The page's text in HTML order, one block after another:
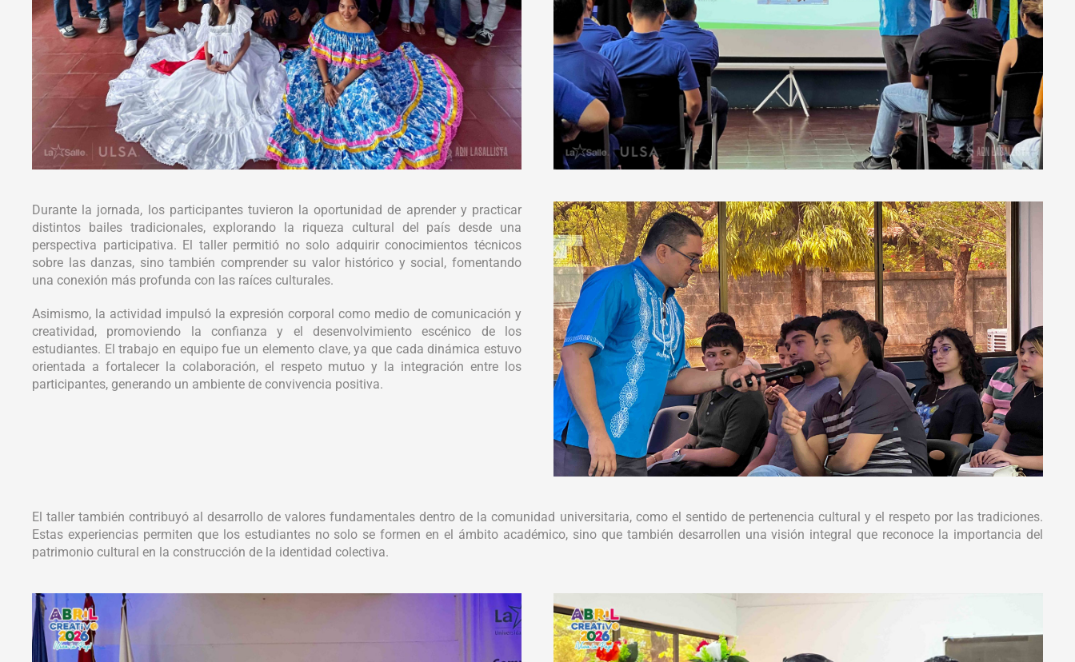
Durante la jornada, los participantes tuvieron la oportunidad de aprender y practicar
distintos bailes tradicionales, explorando la riqueza cultural del país desde una
perspectiva participativa. El taller permitió no solo adquirir conocimientos técnicos
sobre las danzas, sino también comprender su valor histórico y social, fomentando
una conexión más profunda con las raíces culturales.
Asimismo, la actividad impulsó la expresión corporal como medio de comunicación y
creatividad, promoviendo la confianza y el desenvolvimiento escénico de los
estudiantes. El trabajo en equipo fue un elemento clave, ya que cada dinámica estuvo
orientada a fortalecer la colaboración, el respeto mutuo y la integración entre los
participantes, generando un ambiente de convivencia positiva.
El taller también contribuyó al desarrollo de valores fundamentales dentro de la comunidad universitaria, como el sentido de pertenencia cultural y el respeto por las tradiciones.
Estas experiencias permiten que los estudiantes no solo se formen en el ámbito académico, sino que también desarrollen una visión integral que reconoce la importancia del
patrimonio cultural en la construcción de la identidad colectiva.